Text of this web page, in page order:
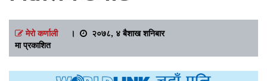
मेरो कर्णाली।
२०७८, ४ बैशाख शनिबार
मा प्रकाशित